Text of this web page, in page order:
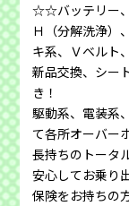
☆☆バッテリー
Ｈ（分解洗浄）
キ系、Ｖベルト
新品交換、シー
き！
駆動系、電装系
て各所オーバ
長持ちのトータ
安心してお乗り
保険をお持ちの